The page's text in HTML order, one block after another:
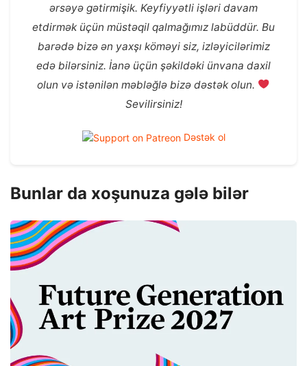
ərsəyə gətirmişik. Keyfiyyətli işləri davam
etdirmək üçün müstəqil qalmağımız labüddür. Bu
barədə bizə ən yaxşı köməyi siz, izləyicilərimiz
edə bilərsiniz. İanə üçün şəkildəki ünvana daxil
olun və istənilən məbləğlə bizə dəstək olun.
Sevilirsiniz!
Dəstək ol
Bunlar da xoşunuza gələ bilər